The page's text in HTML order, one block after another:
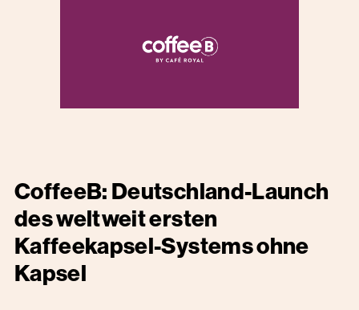
CoffeeB: Deutschland-Launch
des weltweit ersten
Kaffeekapsel-Systems ohne
Kapsel